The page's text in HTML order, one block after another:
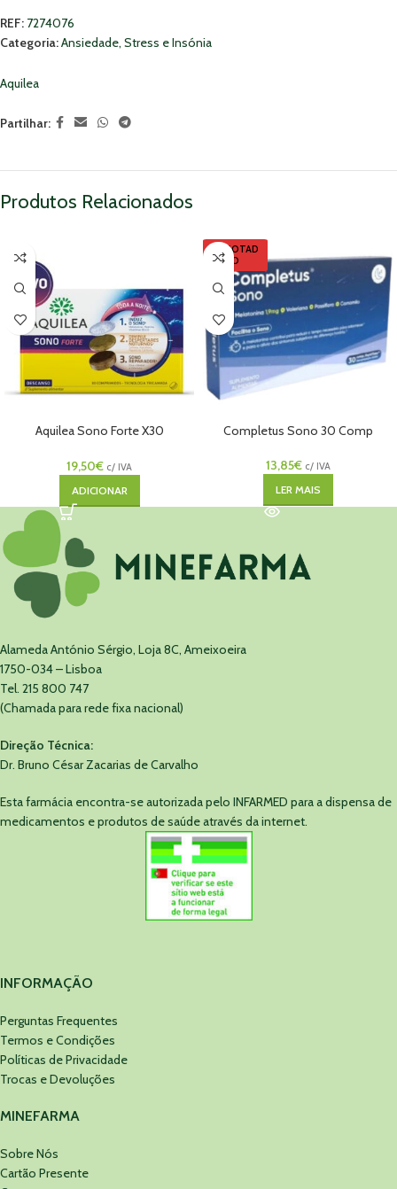
REF: 7274076
Categoria:Ansiedade, Stress e Insónia
Aquilea
Partilhar:
Produtos Relacionados
Aquilea Sono Forte X30
19,50€ c/ IVA
ADICIONAR
ESGOTAD
O
Completus Sono 30 Comp
13,85€ c/ IVA
LER MAIS
Alameda António Sérgio, Loja 8C, Ameixoeira
1750-034 – Lisboa
Tel. 215 800 747
(Chamada para rede fixa nacional)
Direção Técnica:
Dr. Bruno César Zacarias de Carvalho
Esta farmácia encontra-se autorizada pelo INFARMED para a dispensa de
medicamentos e produtos de saúde através da internet.
INFORMAÇÃO
Perguntas Frequentes
Termos e Condições
Políticas de Privacidade
Trocas e Devoluções
MINEFARMA
Sobre Nós
Cartão Presente